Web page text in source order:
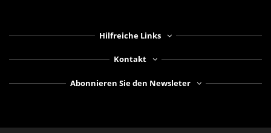
Hilfreiche Links
Kontakt
Abonnieren Sie den Newsleter